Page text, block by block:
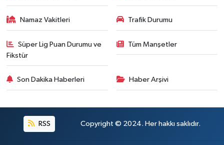
Namaz Vakitleri Trafik Durumu
Süper Lig Puan Durumu ve
Fikstür
Tüm Manşetler
Son Dakika Haberleri Haber Arşivi
RSS Copyright © 2024. Her hakkı saklıdır.